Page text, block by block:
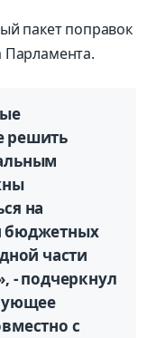
пакет поправок
Парламента.
решить
на
бюджетных
части
- подчеркнул
с